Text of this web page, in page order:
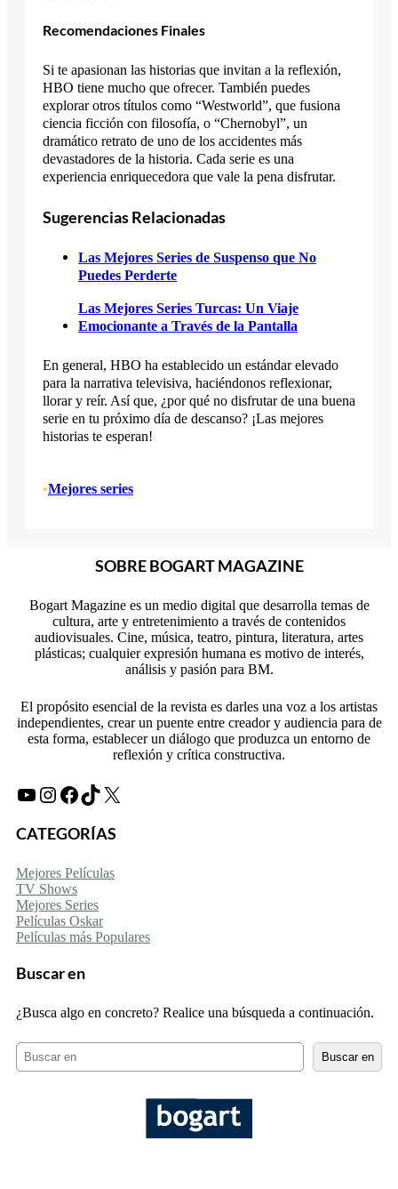
Recomendaciones Finales
Si te apasionan las historias que invitan a la reflexión,
HBO tiene mucho que ofrecer. También puedes
explorar otros títulos como “Westworld”, que fusiona
ciencia ficción con filosofía, o “Chernobyl”, un
dramático retrato de uno de los accidentes más
devastadores de la historia. Cada serie es una
experiencia enriquecedora que vale la pena disfrutar.
Sugerencias Relacionadas
Las Mejores Series de Suspenso que No
Puedes Perderte
Las Mejores Series Turcas: Un Viaje
Emocionante a Través de la Pantalla
En general, HBO ha establecido un estándar elevado
para la narrativa televisiva, haciéndonos reflexionar,
llorar y reír. Así que, ¿por qué no disfrutar de una buena
serie en tu próximo día de descanso? ¡Las mejores
historias te esperan!
•Mejores series
SOBRE BOGART MAGAZINE
Bogart Magazine es un medio digital que desarrolla temas de
cultura, arte y entretenimiento a través de contenidos
audiovisuales. Cine, música, teatro, pintura, literatura, artes
plásticas; cualquier expresión humana es motivo de interés,
análisis y pasión para BM.
El propósito esencial de la revista es darles una voz a los artistas
independientes, crear un puente entre creador y audiencia para de
esta forma, establecer un diálogo que produzca un entorno de
reflexión y crítica constructiva.
YouTube Instagram Facebook TikTok X
CATEGORÍAS
Mejores Películas
TV Shows
Mejores Series
Películas Oskar
Películas más Populares
Buscar en
¿Busca algo en concreto? Realice una búsqueda a continuación.
c
a
r
Buscar en